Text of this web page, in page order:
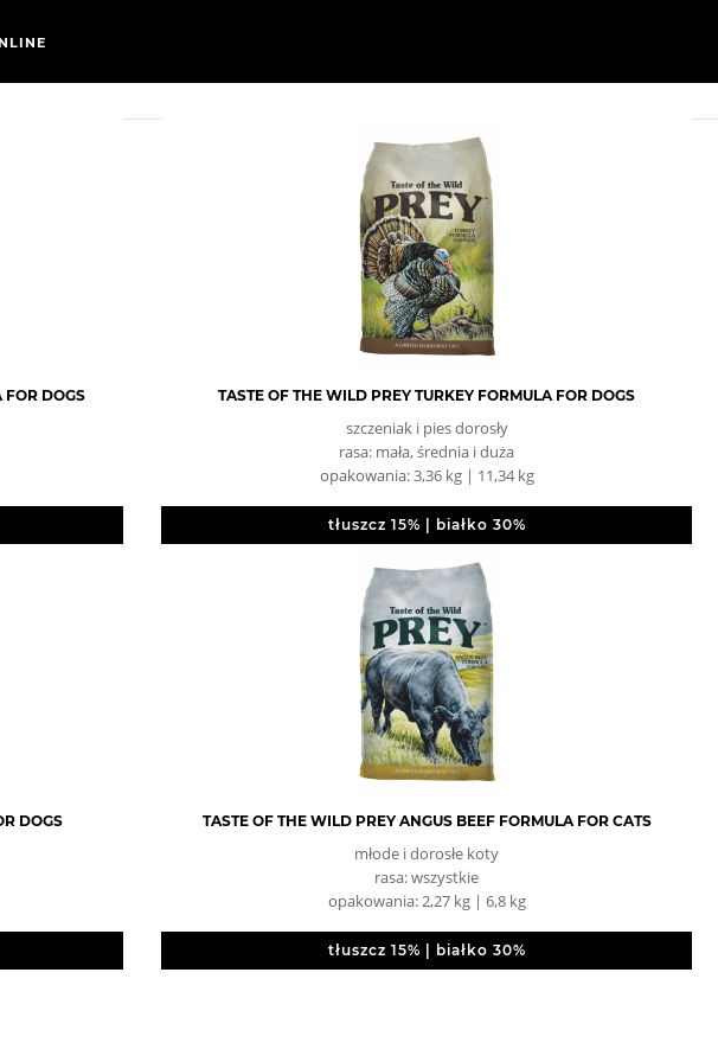
FOR DOGS TASTE OF THE WILD PREY TURKEY FORMULA FOR DOGS
szczeniak i pies dorosły
rasa: mała, średnia i duża
opakowania: 3,36 kg | 11,34 kg
tłuszcz 15% | białko 30%
DOGS TASTE OF THE WILD PREY ANGUS BEEF FORMULA FOR CATS
młode i dorosłe koty
rasa: wszystkie
opakowania: 2,27 kg | 6,8 kg
tłuszcz 15% | białko 30%